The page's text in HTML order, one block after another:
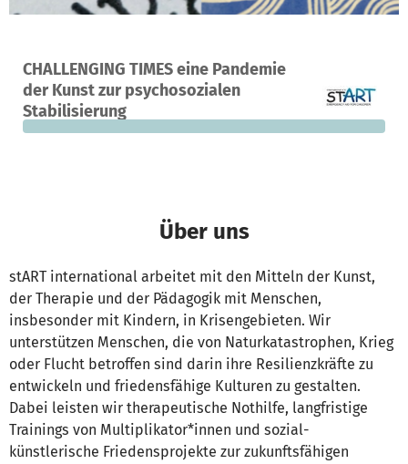
CHALLENGING TIMES eine Pandemie
der Kunst zur psychosozialen
Stabilisierung
Ein Projekt in Weltweit u.a., Deutschland
0
Spenden
0 % 15.260 €
fehlen noch
Über uns
stART international arbeitet mit den Mitteln der Kunst,
der Therapie und der Pädagogik mit Menschen,
insbesonder mit Kindern, in Krisengebieten. Wir
unterstützen Menschen, die von Naturkatastrophen, Krieg
oder Flucht betroffen sind darin ihre Resilienzkräfte zu
entwickeln und friedensfähige Kulturen zu gestalten.
Dabei leisten wir therapeutische Nothilfe, langfristige
Trainings von Multiplikator*innen und sozial-
künstlerische Friedensprojekte zur zukunftsfähigen